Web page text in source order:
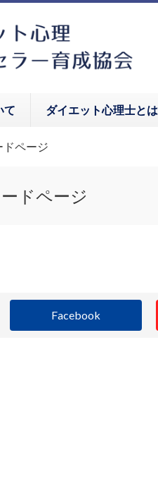
て ダイエット心理士とは
ページ
ドページ
Facebook